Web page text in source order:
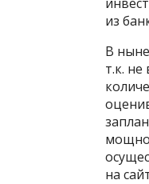
из
В
т.к.
на